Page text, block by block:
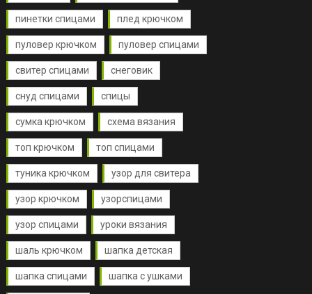
пинетки спицами плед крючком
пуловер крючком пуловер спицами
свитер спицами снеговик
снуд спицами спицы
сумка крючком схема вязания
топ крючком топ спицами
туника крючком узор для свитера
узор крючком узорспицами
узор спицами уроки вязания
шаль крючком шапка детская
шапка спицами шапка с ушками